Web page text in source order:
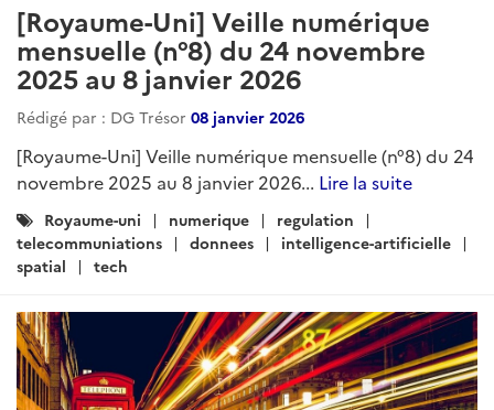
[Royaume-Uni] Veille numérique
mensuelle (n°8) du 24 novembre
2025 au 8 janvier 2026
Rédigé par : DG Trésor 08 janvier 2026
[Royaume-Uni] Veille numérique mensuelle (n°8) du 24
novembre 2025 au 8 janvier 2026... Lire la suite
Catégories
:
Royaume-uni numerique
regulation
telecommuniations
donnees
intelligence-artificielle
spatial
tech